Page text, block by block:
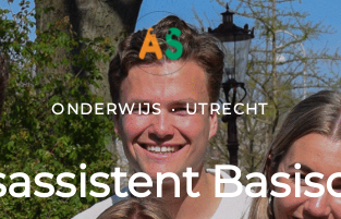
ONDERWIJS · UTRECHT